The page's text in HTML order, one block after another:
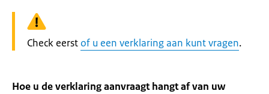
Waarschuwing:
Check eerst of u een verklaring aan kunt vragen.
Hoe u de verklaring aanvraagt hangt af van uw